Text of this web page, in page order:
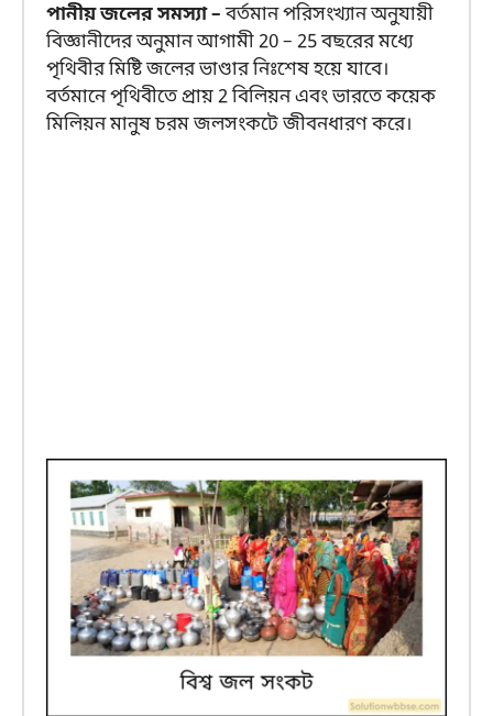
পানীয় জলের সমস্যা –বর্তমান পরিসংখ্যান অনুযায়ী
বিজ্ঞানীদের অনুমান আগামী 20 – 25 বছরের মধ্যে
পৃথিবীর মিষ্টি জলের ভাণ্ডার নিঃশেষ হয়ে যাবে।
বর্তমানে পৃথিবীতে প্রায় 2 বিলিয়ন এবং ভারতে কয়েক
মিলিয়ন মানুষ চরম জলসংকটে জীবনধারণ করে।